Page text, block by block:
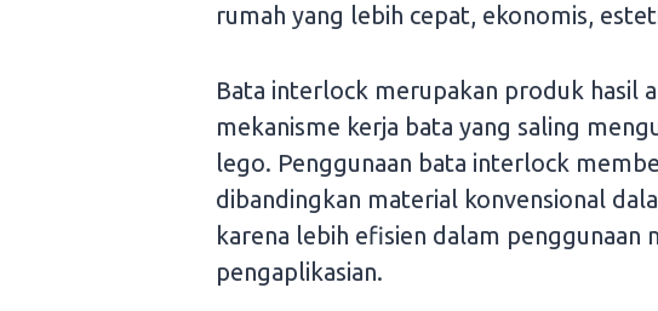
rumah yang lebih cepat, ekonomis,
Bata interlock merupakan produk hasil
mekanisme kerja bata yang saling
lego. Penggunaan bata interlock
dibandingkan material konvensional
karena lebih efisien dalam penggunaan
pengaplikasian.